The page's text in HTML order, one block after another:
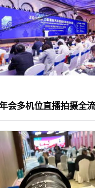
会多机位直播拍摄全